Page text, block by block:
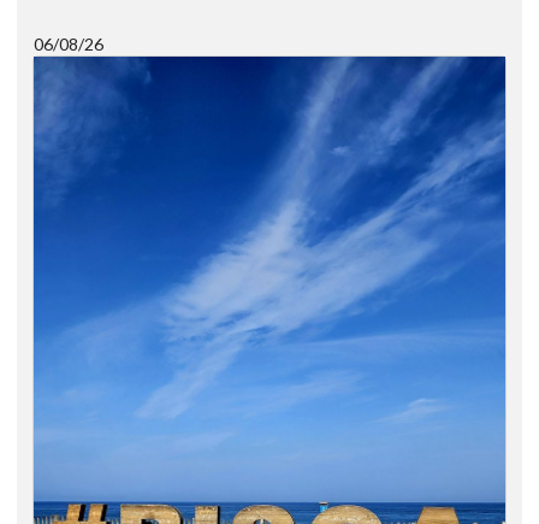
06/08/26